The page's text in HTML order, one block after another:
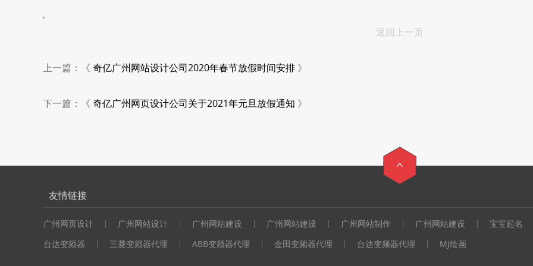
,
返回上一页
上一篇：《 奇亿广州网站设计公司2020年春节放假时间安排 》
下一篇：《 奇亿广州网页设计公司关于2021年元旦放假通知 》
友情链接
广州网页设计 广州网站设计 广州网站建设 广州网站建设 广州网站制作 广州网站建设 宝宝起名
台达变频器
三菱变频器代理 ABB变频器代理 金田变频器代理 台达变频器代理 MJ绘画